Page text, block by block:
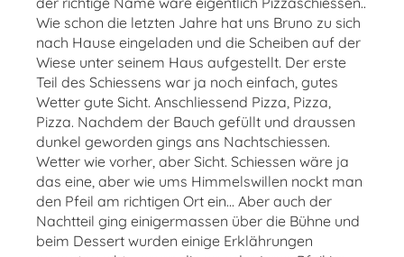
Wie schon die letzten Jahre hat uns Bruno zu sich
nach Hause eingeladen und die Scheiben auf der
Wiese unter seinem Haus aufgestellt. Der erste
Teil des Schiessens war ja noch einfach, gutes
Wetter gute Sicht. Anschliessend Pizza, Pizza,
Pizza. Nachdem der Bauch gefüllt und draussen
dunkel geworden gings ans Nachtschiessen.
Wetter wie vorher, aber Sicht. Schiessen wäre ja
das eine, aber wie ums Himmelswillen nockt man
den Pfeil am richtigen Ort ein... Aber auch der
Nachtteil ging einigermassen über die Bühne und
beim Dessert wurden einige Erklährungen